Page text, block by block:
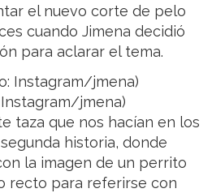
el nuevo corte de pelo
cuando Jimena decidió
para aclarar el tema.
jmena)
taza que nos hacían en los
segunda historia, donde
la imagen de un perrito
recto para referirse con